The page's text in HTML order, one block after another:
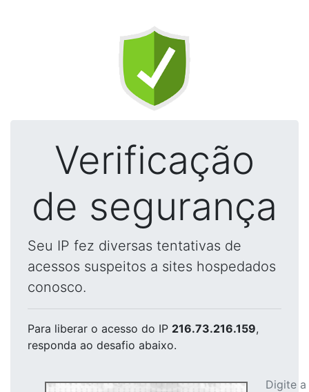
Verificação
de segurança
Seu IP fez diversas tentativas de
acessos suspeitos a sites hospedados
conosco.
Para liberar o acesso do IP 216.73.216.159,
responda ao desafio abaixo.
Digite